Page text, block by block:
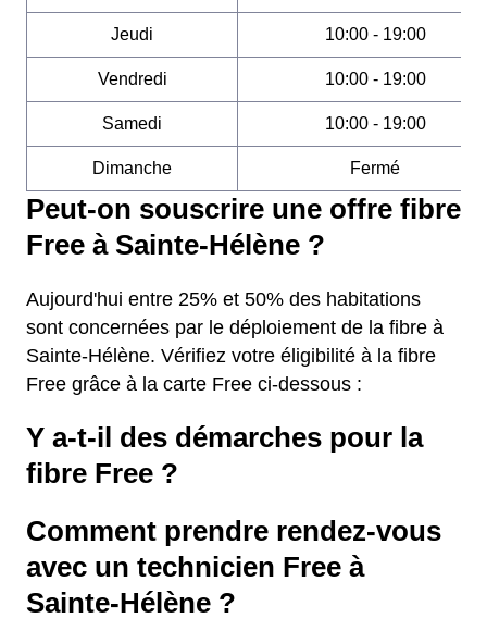
Jeudi 10:00 - 19:00
Vendredi 10:00 - 19:00
Samedi 10:00 - 19:00
Dimanche Fermé
Peut-on souscrire une offre fibre
Free à Sainte-Hélène ?
Aujourd'hui entre 25% et 50% des habitations
sont concernées par le déploiement de la fibre à
Sainte-Hélène. Vérifiez votre éligibilité à la fibre
Free grâce à la carte Free ci-dessous :
Y a-t-il des démarches pour la
fibre Free ?
Comment prendre rendez-vous
avec un technicien Free à
Sainte-Hélène ?